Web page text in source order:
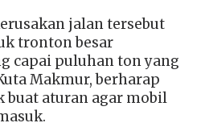
jalan tersebut
tronton besar
capai puluhan ton yang
Makmur, berharap
buat aturan agar mobil